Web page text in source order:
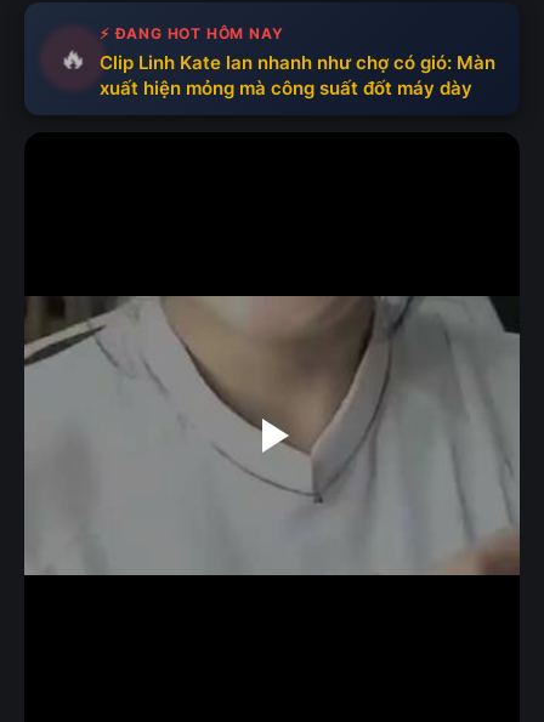
🔥
⚡ ĐANG HOT HÔM NAY
Clip Linh Kate lan nhanh như chợ có gió: Màn
xuất hiện mỏng mà công suất đốt máy dày